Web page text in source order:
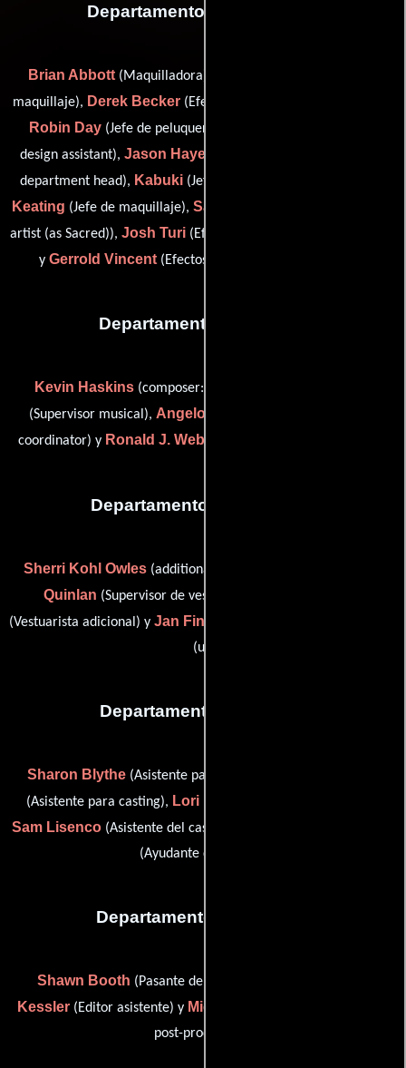
Departamento de maquillaje
Brian Abbott(Maquilladora),
maquillaje), Derek Becker(Efectos especiales con maquillaje),
Robin Day (Jefe de peluqueros),
design assistant), Jason Hayes
department head), Kabuki (Jefe de maquillaje),
Keating (Jefe de maquillaje), Sacred Schneidmiller
artist (as Sacred)), Josh Turi (Efectos especiales con maquillaje)
y Gerrold Vincent(Efectos especiales con maquillaje)
Departamento de musica
Kevin Haskins (composer: source cue),
(Supervisor musical), Angelos Skordos
coordinator) y Ronald J. Webb
Departamento de vestuario
Sherri Kohl Owles (additional wardrobe supervisor),
Quinlan (Supervisor de vestuario),
(Vestuarista adicional) y Jan Finnell
(u))
Departamento de reparto
Sharon Blythe (Asistente para casting),
(Asistente para casting), Lori Eastside
Sam Lisenco (Asistente del casting de extras) y
(Ayudante de casting)
Departamento de editorial
Shawn Booth (Pasante de post-producción),
Kessler (Editor asistente) y Michael Zeininger
post-producción)